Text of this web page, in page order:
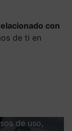
con
de ti en
de uso,